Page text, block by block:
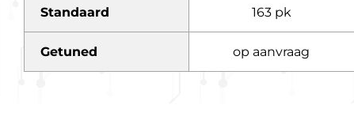
Standaard 163 pk
Getuned op aanvraag